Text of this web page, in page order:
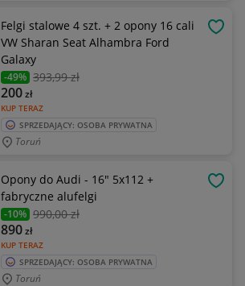
Felgi stalowe 4 szt. + 2 opony 16 cali
VW Sharan Seat Alhambra Ford
Galaxy
-49% 393,99 zł
KUP TERAZ
200zł
SPRZEDAJĄCY: OSOBA PRYWATNA
Toruń
Opony do Audi - 16" 5x112 +
fabryczne alufelgi
-10% 990,00 zł
KUP TERAZ
890zł
SPRZEDAJĄCY: OSOBA PRYWATNA
Toruń